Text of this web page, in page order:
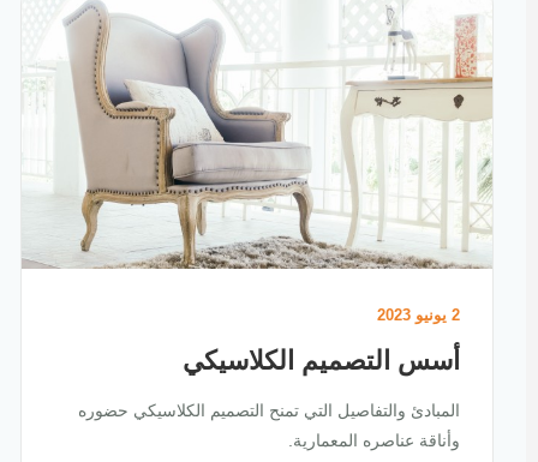
أسس التصميم الكلاسيكي
المبادئ والتفاصيل التي تمنح التصميم الكلاسيكي حضوره
وأناقة عناصره المعمارية.